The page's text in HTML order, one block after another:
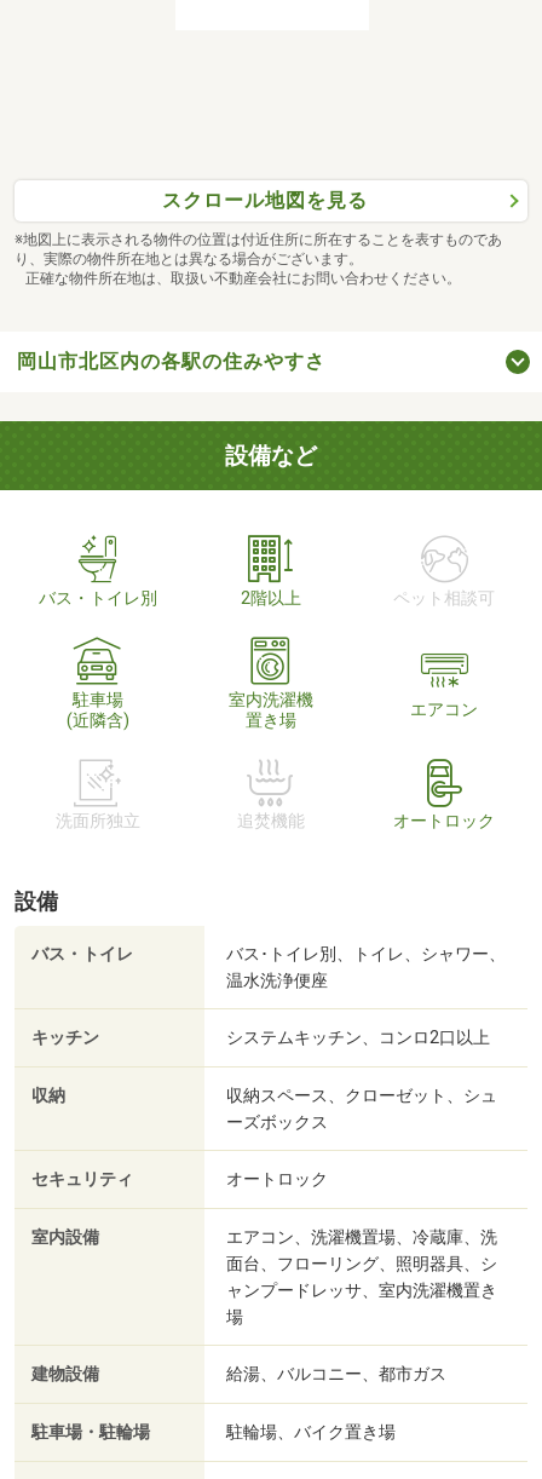
スクロール地図を見る
※地図上に表示される物件の位置は付近住所に所在することを表すものであ
り、実際の物件所在地とは異なる場合がございます。
正確な物件所在地は、取扱い不動産会社にお問い合わせください。
岡山市北区内の各駅の住みやすさ
設備など
バス・トイレ別 2階以上 ペット相談可
駐車場
(近隣含)
室内洗濯機
置き場
エアコン
洗面所独立 追焚機能 オートロック
設備
バス・トイレ
バス･トイレ別、トイレ、シャワー、
温水洗浄便座
キッチン システムキッチン、コンロ2口以上
収納
収納スペース、クローゼット、シュ
ーズボックス
セキュリティ オートロック
室内設備
エアコン、洗濯機置場、冷蔵庫、洗
面台、フローリング、照明器具、シ
ャンプードレッサ、室内洗濯機置き
場
建物設備 給湯、バルコニー、都市ガス
駐車場・駐輪場 駐輪場、バイク置き場